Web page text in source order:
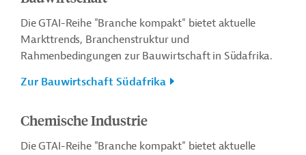
Die GTAI-Reihe "Branche kompakt" bietet aktuelle
Markttrends, Branchenstruktur und
Rahmenbedingungen zur Bauwirtschaft in Südafrika.
Zur Bauwirtschaft Südafrika
Chemische Industrie
Die GTAI-Reihe "Branche kompakt" bietet aktuelle